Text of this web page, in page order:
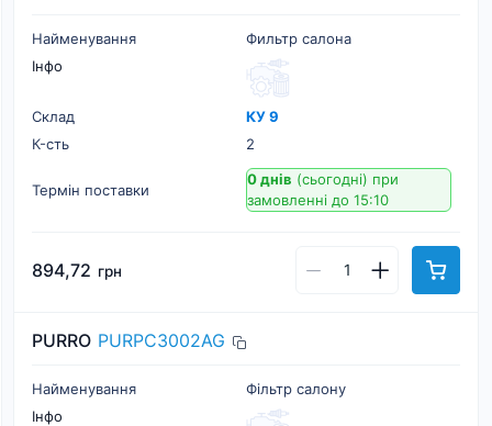
Найменування
Фильтр салона
Інфо
Склад
КУ 9
К-cть
2
Термін поставки
0 днів (сьогодні) при
замовленні до 15:10
894,72 грн
PURRO PURPC3002AG
Найменування
Фільтр салону
Інфо